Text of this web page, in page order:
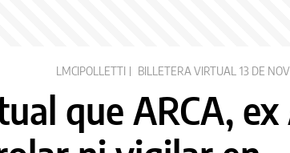
LMCIPOLLETTI BILLETERA VIRTUAL 13 DE
que ARCA, ex